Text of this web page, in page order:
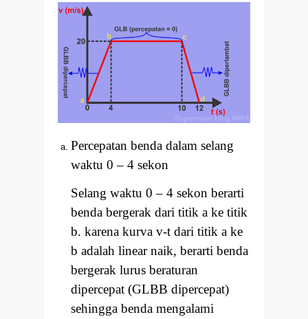
Percepatan benda dalam selang
waktu 0 – 4 sekon
Selang waktu 0 – 4 sekon berarti
benda bergerak dari titik a ke titik
b. karena kurva v-t dari titik a ke
b adalah linear naik, berarti benda
bergerak lurus beraturan
dipercepat (GLBB dipercepat)
sehingga benda mengalami